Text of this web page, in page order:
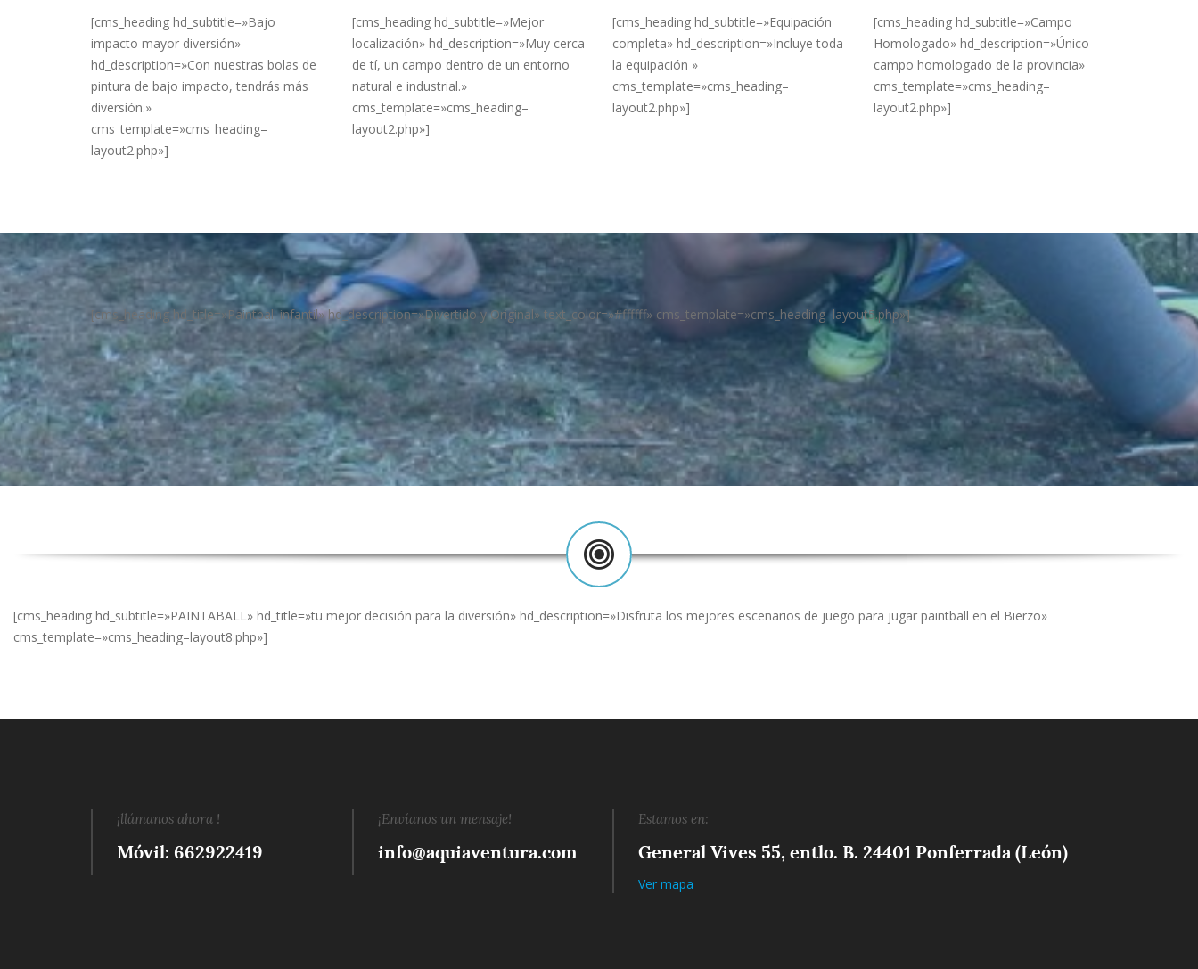
[cms_heading hd_subtitle=»Bajo
impacto mayor diversión»
hd_description=»Con nuestras bolas de
pintura de bajo impacto, tendrás más
diversión.»
cms_template=»cms_heading–
layout2.php»]
[cms_heading hd_subtitle=»Mejor
localización» hd_description=»Muy cerca
de tí, un campo dentro de un entorno
natural e industrial.»
cms_template=»cms_heading–
layout2.php»]
[cms_heading hd_subtitle=»Equipación
completa» hd_description=»Incluye toda
la equipación »
cms_template=»cms_heading–
layout2.php»]
[cms_heading hd_subtitle=»Campo
Homologado» hd_description=»Único
campo homologado de la provincia»
cms_template=»cms_heading–
layout2.php»]
[cms_heading hd_title=»Paintball infantil» hd_description=»Divertido y Original» text_color=»#ffffff» cms_template=»cms_heading–layout5.php»]
[cms_heading hd_subtitle=»PAINTABALL» hd_title=»tu mejor decisión para la diversión» hd_description=»Disfruta los mejores escenarios de juego para jugar paintball en el Bierzo»
cms_template=»cms_heading–layout8.php»]
¡llámanos ahora !
Móvil: 662922419
¡Envíanos un mensaje!
info@aquiaventura.com
Estamos en:
General Vives 55, entlo. B. 24401 Ponferrada (León)
Ver mapa